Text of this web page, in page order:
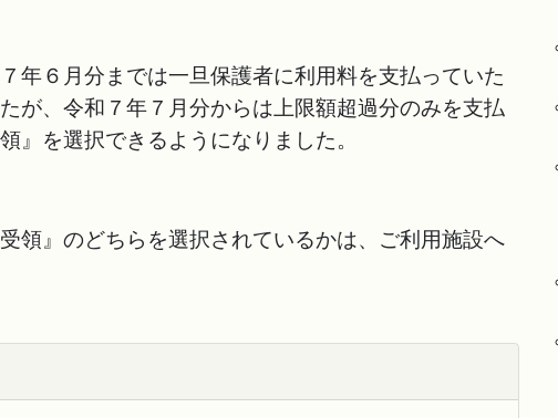
年６月分までは一旦保護者に利用料を支払っていた
が、令和７年７月分からは上限額超過分のみを支払
』を選択できるようになりました。
領』のどちらを選択されているかは、ご利用施設へ